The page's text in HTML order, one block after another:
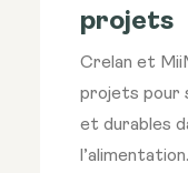
projets
Crelan et
projets pour
et durables
l’alimentation.